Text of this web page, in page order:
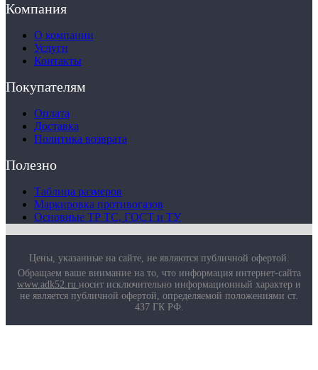
Компания
О компании
Услуги
Контакты
Покупателям
Оплата
Доставка
Политика возврата
Полезно
Таблица размеров
Маркировка противогазов
Основные ТР ТС, ГОСТ и ТУ
Цены, указанные на сайте, не являются публичной офертой.
Обращаем ваше внимание на то, что информация интернет-сайта
www.adk52.ru носит исключительно информационный характер и
не является публичной офертой, определяемой положениями ст.
437 ГК РФ.